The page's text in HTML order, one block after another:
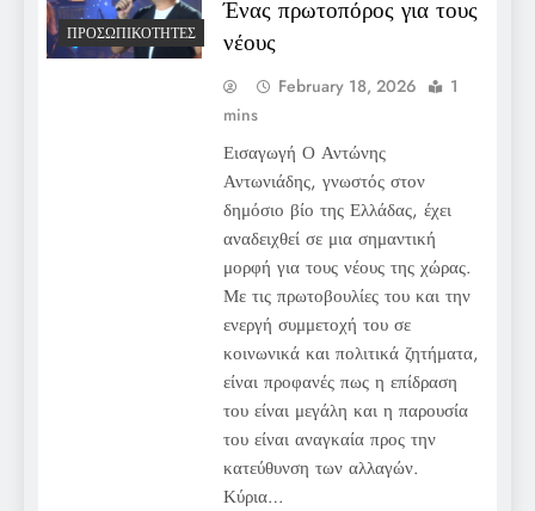
ΠΡΟΣΩΠΙΚΌΤΗΤΕΣ
Ένας πρωτοπόρος για τους
νέους
February 18, 2026
1
mins
Εισαγωγή Ο Αντώνης
Αντωνιάδης, γνωστός στον
δημόσιο βίο της Ελλάδας, έχει
αναδειχθεί σε μια σημαντική
μορφή για τους νέους της χώρας.
Με τις πρωτοβουλίες του και την
ενεργή συμμετοχή του σε
κοινωνικά και πολιτικά ζητήματα,
είναι προφανές πως η επίδραση
του είναι μεγάλη και η παρουσία
του είναι αναγκαία προς την
κατεύθυνση των αλλαγών.
Κύρια…